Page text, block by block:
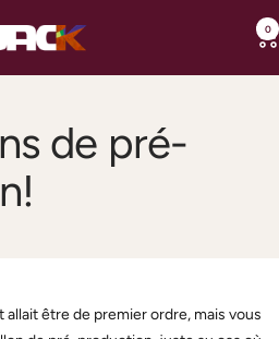
0
de pré-
être de premier ordre, mais vous